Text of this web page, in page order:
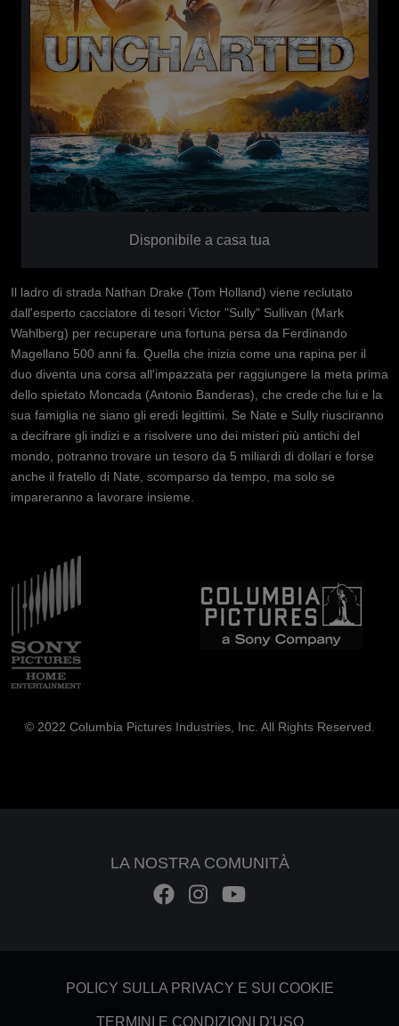
Disponibile a casa tua
Il ladro di strada Nathan Drake (Tom Holland) viene reclutato
dall'esperto cacciatore di tesori Victor "Sully" Sullivan (Mark
Wahlberg) per recuperare una fortuna persa da Ferdinando
Magellano 500 anni fa. Quella che inizia come una rapina per il
duo diventa una corsa all'impazzata per raggiungere la meta prima
dello spietato Moncada (Antonio Banderas), che crede che lui e la
sua famiglia ne siano gli eredi legittimi. Se Nate e Sully riusciranno
a decifrare gli indizi e a risolvere uno dei misteri più antichi del
mondo, potranno trovare un tesoro da 5 miliardi di dollari e forse
anche il fratello di Nate, scomparso da tempo, ma solo se
impareranno a lavorare insieme.
Immagine
© 2022 Columbia Pictures Industries, Inc. All Rights Reserved.
LA NOSTRA COMUNITÀ
Footer - Subfooter
POLICY SULLA PRIVACY E SUI COOKIE
TERMINI E CONDIZIONI D'USO